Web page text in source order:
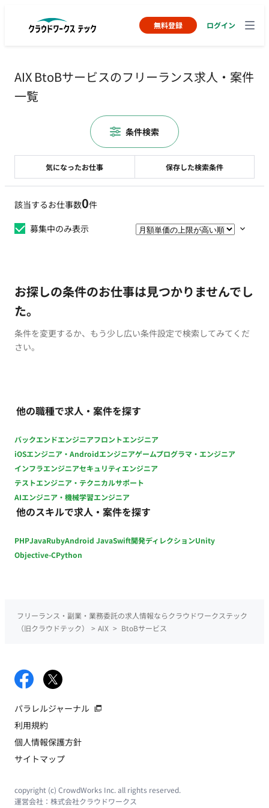
無料登録 ログイン
AIX BtoBサービスのフリーランス求人・案件
一覧
該当するお仕事数0件
募集中のみ表示
お探しの条件のお仕事は見つかりませんでし
た。
条件を変更するか、もう少し広い条件設定で検索してみてくだ
さい。
他の職種で求人・案件を探す
バックエンドエンジニアフロントエンジニア
iOSエンジニア・Androidエンジニアゲームプログラマ・エンジニア
インフラエンジニアセキュリティエンジニア
テストエンジニア・テクニカルサポート
AIエンジニア・機械学習エンジニア
他のスキルで求人・案件を探す
PHPJavaRubyAndroid JavaSwift開発ディレクションUnity
Objective-CPython
気になったお仕事 保存した検索条件
条件検索
フリーランス・副業・業務委託の求人情報ならクラウドワークステック
（旧クラウドテック）
> AIX > BtoBサービス
パラレルジャーナル
利用規約
個人情報保護方針
サイトマップ
copyright (c) CrowdWorks Inc. all rights reserved.
運営会社： 株式会社クラウドワークス